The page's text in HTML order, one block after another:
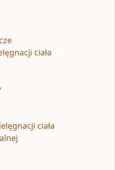
ciała
ciała